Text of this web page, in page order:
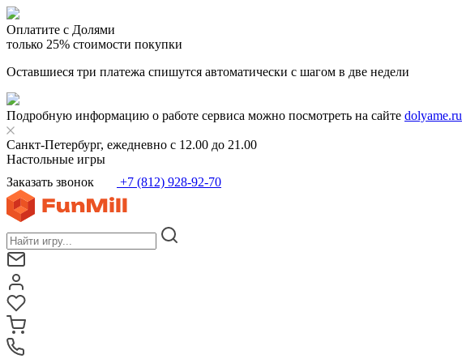
Оплатите с Долями
только 25% стоимости покупки
Оставшиеся три платежа спишутся автоматически с шагом в две недели
Подробную информацию о работе сервиса можно посмотреть на сайте dolyame.ru
Санкт-Петербург, ежедневно с 12.00 до 21.00
Настольные игры
Заказать звонок
+7 (812) 928-92-70